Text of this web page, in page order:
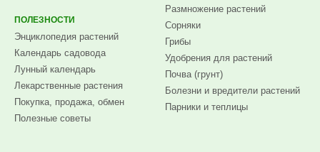
ПОЛЕЗНОСТИ
Энциклопедия растений
Календарь садовода
Лунный календарь
Лекарственные растения
Покупка, продажа, обмен
Полезные советы
Размножение растений
Сорняки
Грибы
Удобрения для растений
Почва (грунт)
Болезни и вредители растений
Парники и теплицы